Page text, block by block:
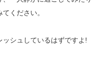
ください。
シュしているはずですよ!